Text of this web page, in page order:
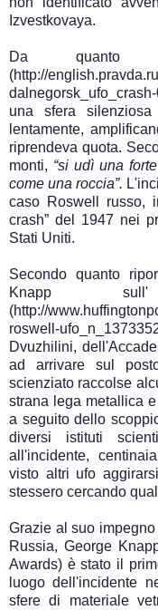
Izvestkovaya.
Da quanto
(http://
una sfera
lentamente,
riprendeva quota.
monti, “si udì una
come una roccia”.
caso Roswell russo,
crash” del 1947 nei
Stati Uniti.
Secondo quanto
Knapp
(http://
roswell-
Dvuzhilini,
ad arrivare sul
scienziato raccolse
strana lega metallica
a seguito dello
diversi istituti
all'incidente,
visto altri ufo
stessero cercando
Grazie al suo
Russia, George
Awards) è stato il
luogo dell'incidente
sfere di materiale